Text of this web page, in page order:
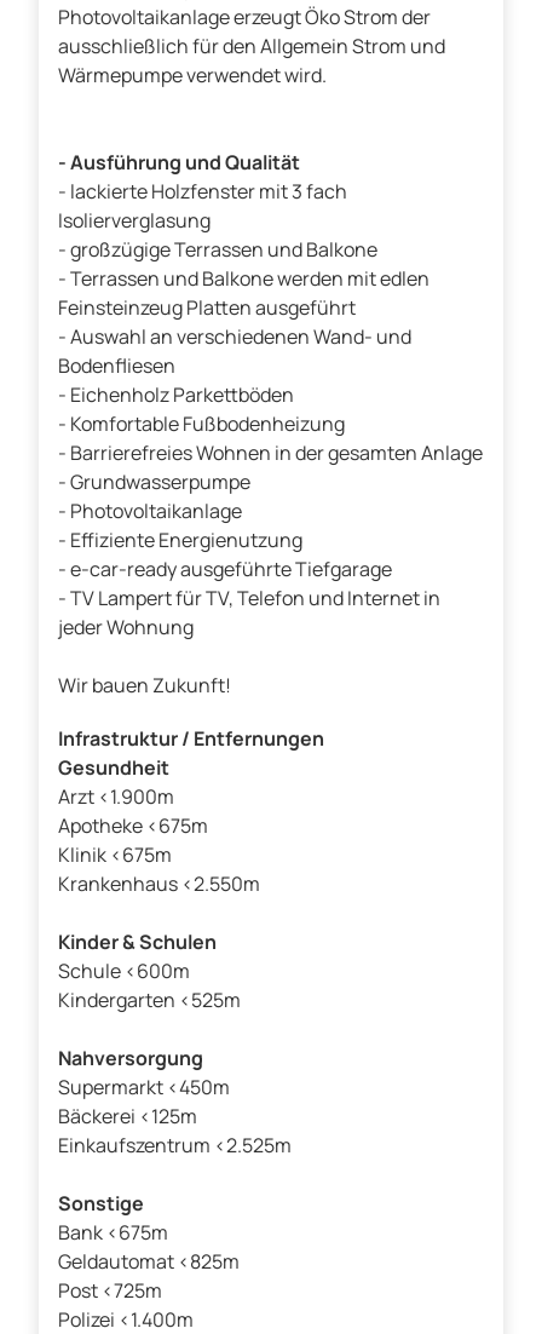
Photovoltaikanlage erzeugt Öko Strom der
ausschließlich für den Allgemein Strom und
Wärmepumpe verwendet wird.
- Ausführung und Qualität
- lackierte Holzfenster mit 3 fach
Isolierverglasung
- großzügige Terrassen und Balkone
- Terrassen und Balkone werden mit edlen
Feinsteinzeug Platten ausgeführt
- Auswahl an verschiedenen Wand- und
Bodenfliesen
- Eichenholz Parkettböden
- Komfortable Fußbodenheizung
- Barrierefreies Wohnen in der gesamten Anlage
- Grundwasserpumpe
- Photovoltaikanlage
- Effiziente Energienutzung
- e-car-ready ausgeführte Tiefgarage
- TV Lampert für TV, Telefon und Internet in
jeder Wohnung
Wir bauen Zukunft!
Infrastruktur / Entfernungen
Gesundheit
Arzt <1.900m
Apotheke <675m
Klinik <675m
Krankenhaus <2.550m
Kinder & Schulen
Schule <600m
Kindergarten <525m
Nahversorgung
Supermarkt <450m
Bäckerei <125m
Einkaufszentrum <2.525m
Sonstige
Bank <675m
Geldautomat <825m
Post <725m
Polizei <1.400m